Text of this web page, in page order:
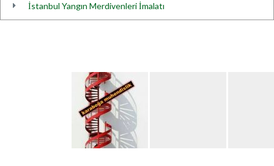
İstanbul Yangın Merdivenleri İmalatı